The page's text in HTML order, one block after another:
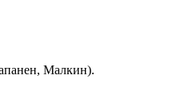
Малкин).